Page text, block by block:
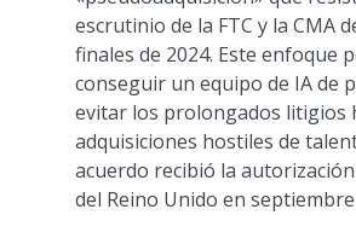
escrutinio de la FTC y la CMA
finales de 2024. Este enfoque
conseguir un equipo de IA de
evitar los prolongados litigios
adquisiciones hostiles de
acuerdo recibió la
del Reino Unido en septiembre